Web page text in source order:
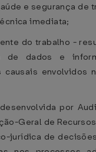
e segurança de
imediata;
do trabalho -
dados e
envolvidos
por
Geral de
jurídica de